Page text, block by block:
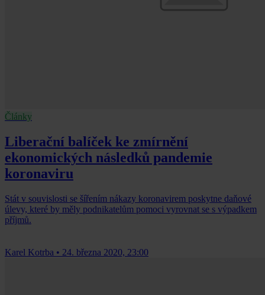
Články
Liberační balíček ke zmírnění
ekonomických následků pandemie
koronaviru
Stát v souvislosti se šířením nákazy koronavirem poskytne daňové
úlevy, které by měly podnikatelům pomoci vyrovnat se s výpadkem
příjmů.
Karel Kotrba • 24. března 2020, 23:00